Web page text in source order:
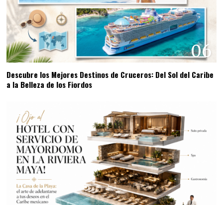
06
Descubre los Mejores Destinos de Cruceros: Del Sol del Caribe
a la Belleza de los Fiordos